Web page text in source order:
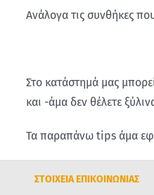
Ανάλογα τις συνθήκες
Στο κατάστημά μας
και -άμα δεν θέλετε
Τα παραπάνω tips άμα
ΣΤΟΙΧΕΙΑ ΕΠΙΚΟΙΝΩΝΙΑΣ